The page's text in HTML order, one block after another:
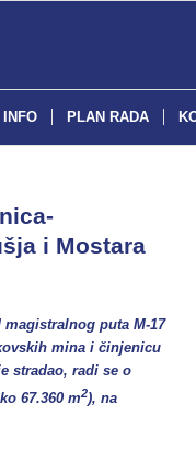
INFO PLAN RADA
i Mostara
puta M-17
mina i činjenicu
stradao, radi se o
67.360 m2), na